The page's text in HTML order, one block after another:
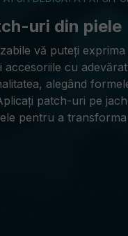
uri din piele
vă puteți
cu
alegând
patch-uri pe
pentru a